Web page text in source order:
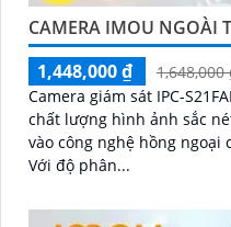
CAMERA IMOU NGOÀI
1,448,000 ₫
1,648,000
Camera giám sát IPC-
chất lượng hình ảnh sắc
vào công nghệ hồng ngoại
Với độ phân...